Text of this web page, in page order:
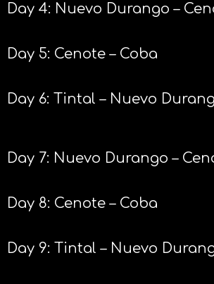
Day 4: Nuevo Durango –
Day 5: Cenote – Coba
Day 6: Tintal – Nuevo
Day 7: Nuevo Durango –
Day 8: Cenote – Coba
Day 9: Tintal – Nuevo